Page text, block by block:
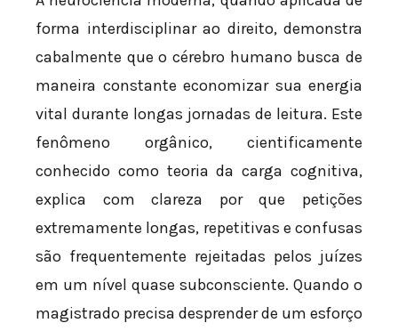
forma interdisciplinar ao direito, demonstra
cabalmente que o cérebro humano busca de
maneira constante economizar sua energia
vital durante longas jornadas de leitura. Este
fenômeno orgânico, cientificamente
conhecido como teoria da carga cognitiva,
explica com clareza por que petições
extremamente longas, repetitivas e confusas
são frequentemente rejeitadas pelos juízes
em um nível quase subconsciente. Quando o
magistrado precisa desprender de um esforço